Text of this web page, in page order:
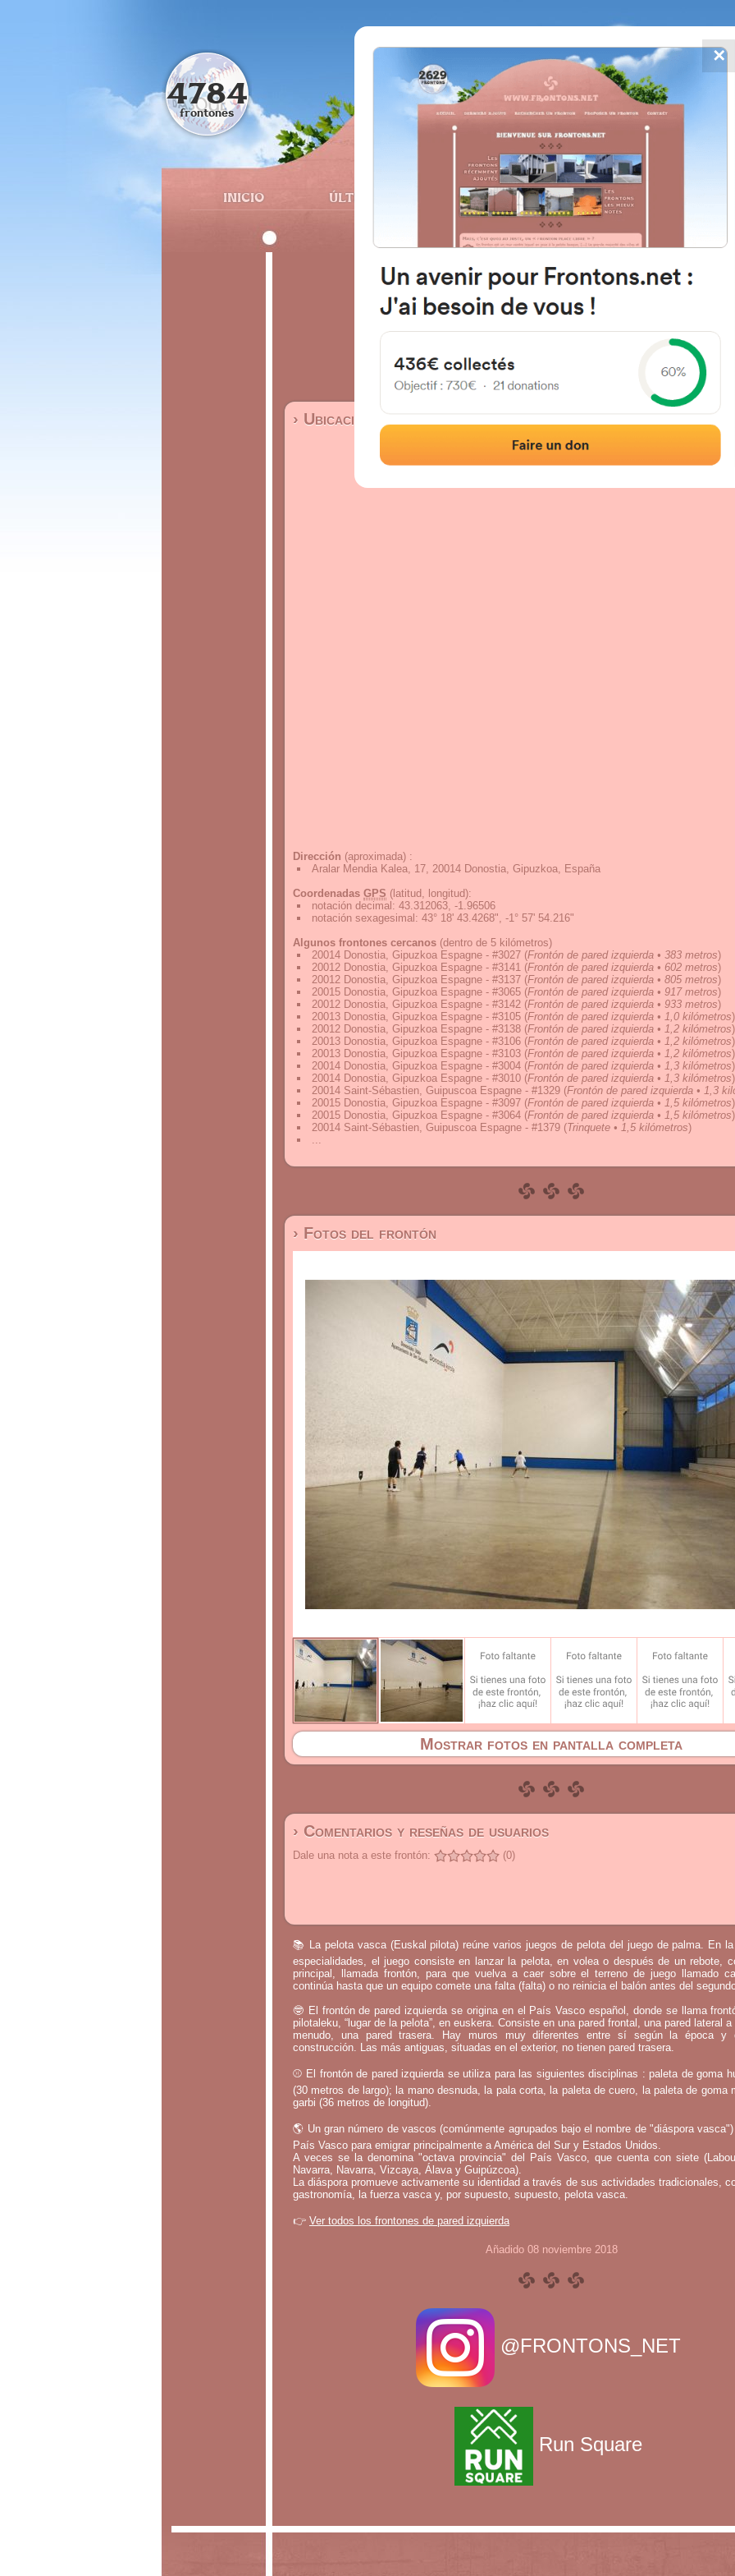
FRONTONS.NET
INICIO ÚLTIMOS BUSCAR UN FRONTÓN AÑADIR
4784
frontones
20014 Donostia, Gipuzkoa Espagne
Aralar Mendia Kalea 17 España
#3007
Localización|Fotos|Comentarios y reseñas
› Ubicación del frontón
Dirección (aproximada) :
Aralar Mendia Kalea, 17, 20014 Donostia, Gipuzkoa, España
Coordenadas GPS (latitud, longitud):
notación decimal : 43.312063, -1.96506
notación sexagesimal : 43° 18' 43.4268", -1° 57' 54.216"
Algunos frontones cercanos (dentro de 5 kilómetros)
20014 Donostia, Gipuzkoa Espagne - #3027 (Frontón de pared izquierda • 383 metros)
20012 Donostia, Gipuzkoa Espagne - #3141 (Frontón de pared izquierda • 602 metros)
20012 Donostia, Gipuzkoa Espagne - #3137 (Frontón de pared izquierda • 805 metros)
20015 Donostia, Gipuzkoa Espagne - #3065 (Frontón de pared izquierda • 917 metros)
20012 Donostia, Gipuzkoa Espagne - #3142 (Frontón de pared izquierda • 933 metros)
20013 Donostia, Gipuzkoa Espagne - #3105 (Frontón de pared izquierda • 1,0 kilómetros)
20012 Donostia, Gipuzkoa Espagne - #3138 (Frontón de pared izquierda • 1,2 kilómetros)
20013 Donostia, Gipuzkoa Espagne - #3106 (Frontón de pared izquierda • 1,2 kilómetros)
20013 Donostia, Gipuzkoa Espagne - #3103 (Frontón de pared izquierda • 1,2 kilómetros)
20014 Donostia, Gipuzkoa Espagne - #3004 (Frontón de pared izquierda • 1,3 kilómetros)
20014 Donostia, Gipuzkoa Espagne - #3010 (Frontón de pared izquierda • 1,3 kilómetros)
20014 Saint-Sébastien, Guipuscoa Espagne - #1329 (Frontón de pared izquierda • 1,3
20015 Donostia, Gipuzkoa Espagne - #3097 (Frontón de pared izquierda • 1,5 kilómetros)
20015 Donostia, Gipuzkoa Espagne - #3064 (Frontón de pared izquierda • 1,5 kilómetros)
20014 Saint-Sébastien, Guipuscoa Espagne - #1379 (Trinquete • 1,5 kilómetros)
...
› Fotos del frontón
Mostrar fotos en pantalla completa
› Comentarios y reseñas de usuarios
Dale una nota a este frontón: (0)
📚 La pelota vasca (Euskal pilota) reúne varios juegos de pelota del juego de palma. En
especialidades, el juego consiste en lanzar la pelota, en volea o después de un rebote,
principal, llamada frontón, para que vuelva a caer sobre el terreno de juego llamado
continúa hasta que un equipo comete una falta (falta) o no reinicia el balón antes del
🤓 El frontón de pared izquierda se origina en el País Vasco español, donde se llama
pilotaleku, “lugar de la pelota”, en euskera. Consiste en una pared frontal, una pared lateral
menudo, una pared trasera. Hay muros muy diferentes entre sí según la época
construcción. Las más antiguas, situadas en el exterior, no tienen pared trasera.
⚾ El frontón de pared izquierda se utiliza para las siguientes disciplinas : paleta de goma
(30 metros de largo); la mano desnuda, la pala corta, la paleta de cuero, la paleta de goma
garbi (36 metros de longitud).
🌎 Un gran número de vascos (comúnmente agrupados bajo el nombre de "diáspora vasca")
País Vasco para emigrar principalmente a América del Sur y Estados Unidos.
A veces se la denomina "octava provincia" del País Vasco, que cuenta con siete
Navarra, Navarra, Vizcaya, Álava y Guipúzcoa).
La diáspora promueve activamente su identidad a través de sus actividades tradicionales,
gastronomía, la fuerza vasca y, por supuesto, supuesto, pelota vasca.
👉 Ver todos los frontones de pared izquierda
Añadido 08 noviembre 2018
@FRONTONS_NET
Run Square
✕